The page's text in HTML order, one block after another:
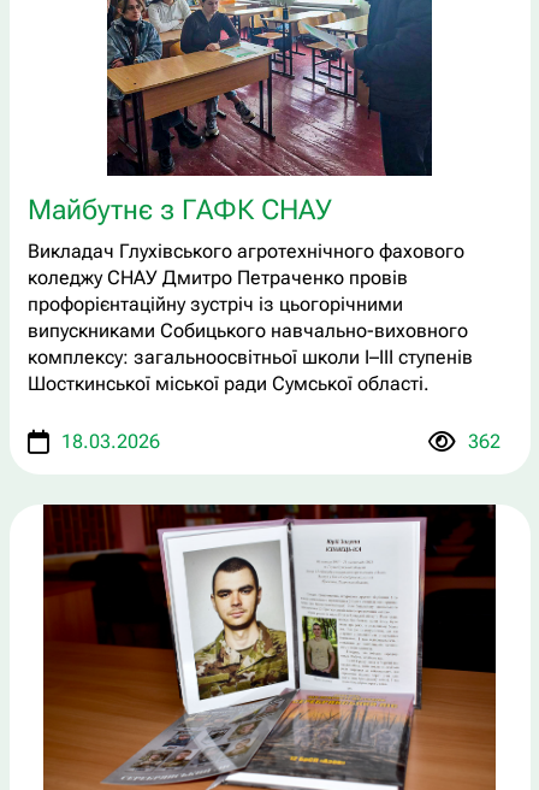
Майбутнє з ГАФК СНАУ
Викладач Глухівського агротехнічного фахового
коледжу СНАУ Дмитро Петраченко провів
профорієнтаційну зустріч із цьогорічними
випускниками Собицького навчально-виховного
комплексу: загальноосвітньої школи І–ІІІ ступенів
Шосткинської міської ради Сумської області.
18.03.2026 362